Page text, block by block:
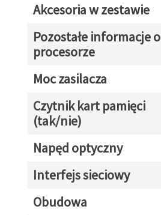
Akcesoria w zestawie
Pozostałe informacje o
procesorze
Moc zasilacza
Czytnik kart pamięci
(tak/nie)
Napęd optyczny
Interfejs sieciowy
Obudowa